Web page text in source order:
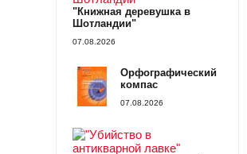
"Книжная деревушка в
Шотландии"
07.08.2026
Орфографический
компас
07.08.2026